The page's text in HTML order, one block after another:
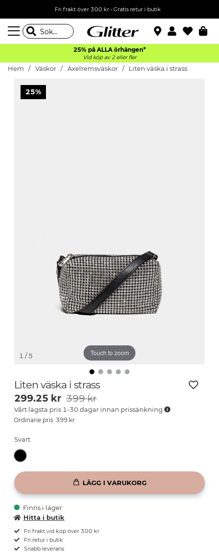
Fri frakt över 300 kr• Gratis retur i butik
25% på ALLA örhängen*
Vid köp av 2 eller fler
Hem Väskor Axelremsväskor Liten väska i strass
25%
Touch to zoom
1 / 5
Liten väska i strass
399 kr
299.25 kr 399 kr
Vårt lägsta pris 1-30 dagar innan prissänkning
Svart
LÄGG I VARUKORG
Finns i lager
Hitta i butik
Fri frakt vid köp över 300 kr
Fri retur i butik
Snabb leverans